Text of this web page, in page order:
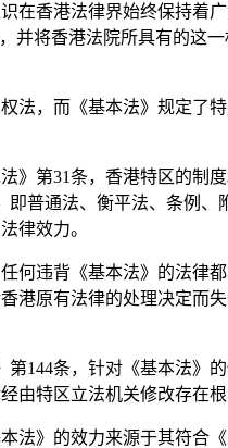
香港法律界始终保持着
将香港法院所具有的这
，而《基本法》规定了
第31条，香港特区的制
普通法、衡平法、条例
律效力。
违背《基本法》的法律
港原有法律的处理决定而
条，针对《基本法》
由特区立法机关修改存在根
》的效力来源于其符合